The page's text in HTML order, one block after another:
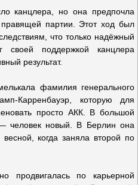
канцлера, но она предпочла
партии. Этот ход был
что только надёжный
поддержкой канцлера
результат.
фамилия генерального
Карренбауэр, которую для
просто АКК. В большой
человек новый. В Берлин она
когда заняла второй по
продвигалась по карьерной